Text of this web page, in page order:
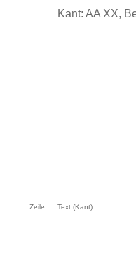
Kant: AA XX,
Zeile: Text (Kant):